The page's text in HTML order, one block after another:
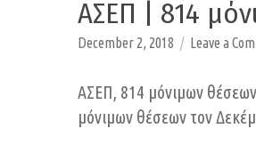
ΑΣΕΠ | 814
December 2, 2018 Leave a
ΑΣΕΠ, 814 μόνιμων
μόνιμων θέσεων τον